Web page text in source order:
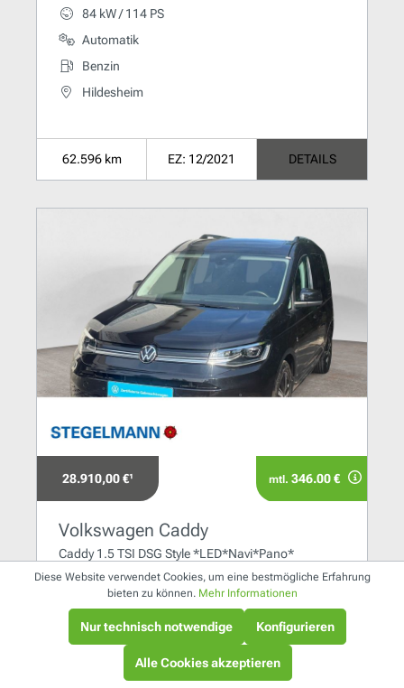
84 kW / 114 PS
Automatik
Benzin
Hildesheim
62.596 km EZ: 12/2021 DETAILS
28.910,00 €¹ mtl. 346.00 €
Volkswagen Caddy
Caddy 1.5 TSI DSG Style *LED*Navi*Pano*
84 kW / 114 PS
Automatik
Diese Website verwendet Cookies, um eine bestmögliche Erfahrung
bieten zu können. Mehr Informationen
Nur technisch notwendige Konfigurieren
Alle Cookies akzeptieren